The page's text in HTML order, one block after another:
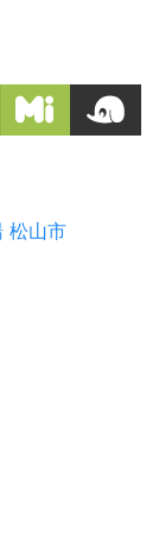
松山市